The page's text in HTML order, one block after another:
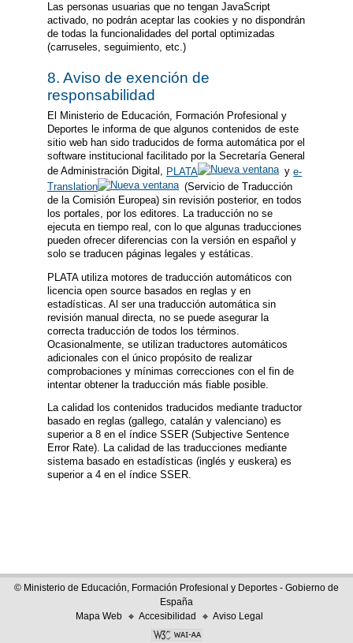
Las personas usuarias que no tengan JavaScript
activado, no podrán aceptar las cookies y no dispondrán
de todas la funcionalidades del portal optimizadas
(carruseles, seguimiento, etc.)
8. Aviso de exención de
responsabilidad
El Ministerio de Educación, Formación Profesional y
Deportes le informa de que algunos contenidos de este
sitio web han sido traducidos de forma automática por el
software institucional facilitado por la Secretaría General
de Administración Digital, PLATA ye-
Translation
(Servicio de Traducción
de la Comisión Europea) sin revisión posterior, en todos
los portales, por los editores. La traducción no se
ejecuta en tiempo real, con lo que algunas traducciones
pueden ofrecer diferencias con la versión en español y
solo se traducen páginas legales y estáticas.
PLATA utiliza motores de traducción automáticos con
licencia open source basados en reglas y en
estadísticas. Al ser una traducción automática sin
revisión manual directa, no se puede asegurar la
correcta traducción de todos los términos.
Ocasionalmente, se utilizan traductores automáticos
adicionales con el único propósito de realizar
comprobaciones y mínimas correcciones con el fin de
intentar obtener la traducción más fiable posible.
La calidad los contenidos traducidos mediante traductor
basado en reglas (gallego, catalán y valenciano) es
superior a 8 en el índice SSER (Subjective Sentence
Error Rate). La calidad de las traducciones mediante
sistema basado en estadísticas (inglés y euskera) es
superior a 4 en el índice SSER.
© Ministerio de Educación, Formación Profesional y Deportes - Gobierno de
España
Mapa Web
Accesibilidad Aviso Legal